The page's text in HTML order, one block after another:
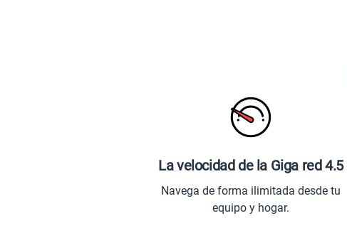
La velocidad de la Giga red 4.5
Navega de forma ilimitada desde tu
equipo y hogar.